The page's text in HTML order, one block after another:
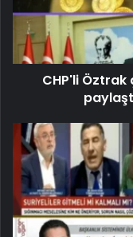
CHP'li